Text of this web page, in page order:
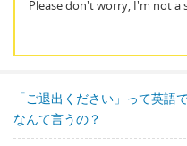
Please don't worry, I'm not a
「ご退出ください」って英語
なんて言うの？